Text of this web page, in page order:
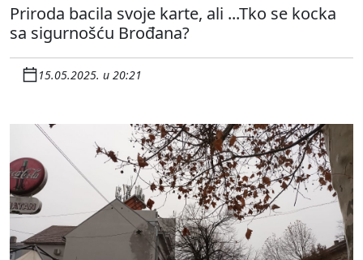
Priroda bacila svoje karte, ali ...Tko se kocka
sa sigurnošću Brođana?
15.05.2025. u 20:21